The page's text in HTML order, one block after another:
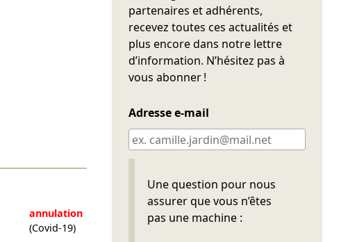
annulation
(Covid-19)
partenaires et adhérents,
recevez toutes ces actualités et
plus encore dans notre lettre
d’information. N’hésitez pas à
vous abonner !
Adresse e-mail
Une question pour nous
assurer que vous n’êtes
pas une machine :
Ne pas remplir